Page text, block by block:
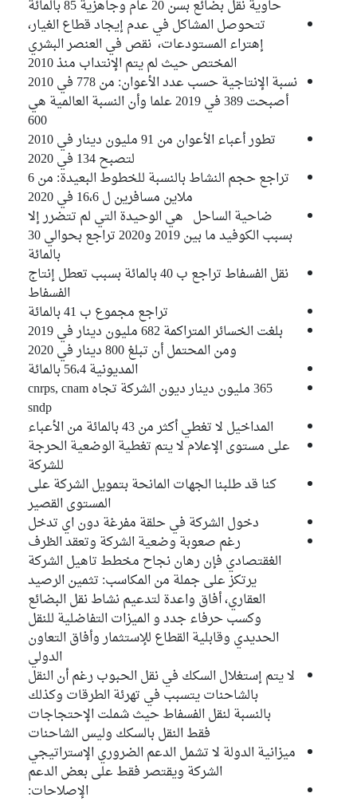
حاوية نقل بضائع بسن 20 عام وجاهزية 85 بالمائة
تتحوصل المشاكل في عدم إيجاد قطاع الغيار،
إهتراء المستودعات، نقص في العنصر البشري
المختص حيث لم يتم الإنتداب منذ 2010
نسبة الإنتاجية حسب عدد الأعوان: من 778 في 2010
أصبحت 389 في 2019 علما وأن النسبة العالمية هي
600
تطور أعباء الأعوان من 91 مليون دينار في 2010
لتصبح 134 في 2020
تراجع حجم النشاط بالنسبة للخطوط البعيدة: من 6
ملاين مسافرين ل 16،6 في 2020
ضاحية الساحل هي الوحيدة التي لم تتضرر إلا
بسبب الكوفيد ما بين 2019 و2020 تراجع بحوالي 30
بالمائة
نقل الفسفاط تراجع ب 40 بالمائة بسبب تعطل إنتاج
الفسفاط
تراجع مجموع ب 41 بالمائة
بلغت الخسائر المتراكمة 682 مليون دينار في 2019
ومن المحتمل أن تبلغ 800 دينار في 2020
المديونية 56،4 بالمائة
365 مليون دينار ديون الشركة تجاه cnrps, cnam
sndp
المداخيل لا تغطي أكثر من 43 بالمائة من الأعباء
على مستوى الإعلام لا يتم تغطية الوضعية الحرجة
للشركة
كنا قد طلبنا الجهات المانحة بتمويل الشركة على
المستوى القصير
دخول الشركة في حلقة مفرغة دون اي تدخل
رغم صعوبة وضعية الشركة وتعقد الظرف
الغقتصادي فإن رهان نجاح مخطط تاهيل الشركة
يرتكز على جملة من المكاسب: تثمين الرصيد
العقاري، أفاق واعدة لتدعيم نشاط نقل البضائع
وكسب حرفاء جدد و الميزات التفاضلية للنقل
الحديدي وقابلية القطاع للإستثمار وأفاق التعاون
الدولي
لا يتم إستغلال السكك في نقل الحبوب رغم أن النقل
بالشاحنات يتسبب في تهرئة الطرقات وكذلك
بالنسبة لنقل الفسفاط حيث شملت الإحتجاجات
فقط النقل بالسكك وليس الشاحنات
ميزانية الدولة لا تشمل الدعم الضروري الإستراتيجي
الشركة ويقتصر فقط على بعض الدعم
الإصلاحات: